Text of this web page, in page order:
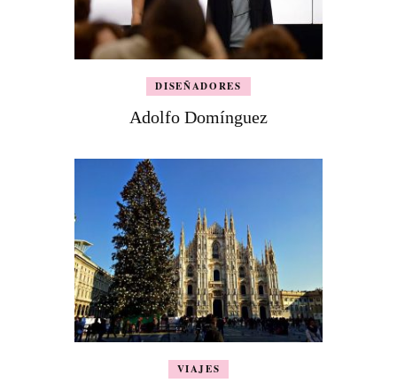
DISEÑADORES
Adolfo Domínguez
VIAJES